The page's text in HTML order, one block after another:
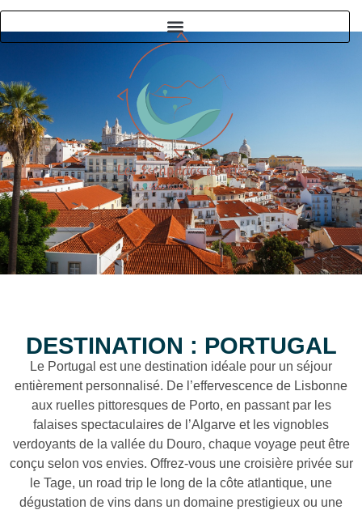
DESTINATION : PORTUGAL
Le Portugal est une destination idéale pour un séjour
entièrement personnalisé. De l’effervescence de Lisbonne
aux ruelles pittoresques de Porto, en passant par les
falaises spectaculaires de l’Algarve et les vignobles
verdoyants de la vallée du Douro, chaque voyage peut être
conçu selon vos envies. Offrez-vous une croisière privée sur
le Tage, un road trip le long de la côte atlantique, une
dégustation de vins dans un domaine prestigieux ou une